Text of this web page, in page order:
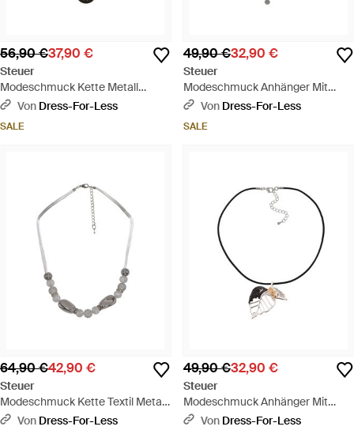
56,90 €37,90 €
Steuer
Modeschmuck Kette Metall
Glasstein Schwarz 48Cm -
Von Dress-For-Less
SALE
49,90 €32,90 €
Steuer
Modeschmuck Anhänger Mit
Kette Set Metall - Weiß
Von Dress-For-Less
SALE
64,90 €42,90 €
Steuer
Modeschmuck Kette Textil Metal
Glanz Poliert Glasstein Weiß -
Von Dress-For-Less
49,90 €32,90 €
Steuer
Modeschmuck Anhänger Mit
Kette Metall Blatt 3-Farbig
Von Dress-For-Less